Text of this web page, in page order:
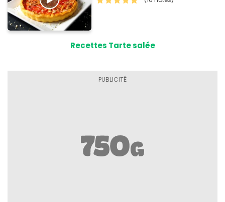
Recettes Tarte salée